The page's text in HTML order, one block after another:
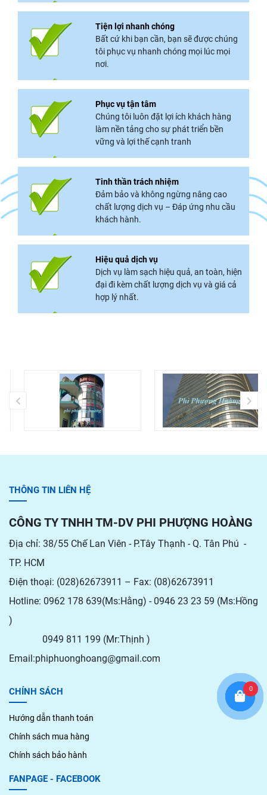
Tiện lợi nhanh chóng
Bất cứ khi bạn cần, bạn sẽ được chúng
tôi phục vụ nhanh chóng mọi lúc mọi
nơi.
Phục vụ tận tâm
Chúng tôi luôn đặt lợi ích khách hàng
làm nền tảng cho sự phát triển bền
vững và lợi thế cạnh tranh
Tinh thần trách nhiệm
Đảm bảo và không ngừng nâng cao
chất lượng dịch vụ – Đáp ứng nhu cầu
khách hành.
Hiệu quả dịch vụ
Dịch vụ làm sạch hiệu quả, an toàn, hiện
đại đi kèm chất lượng dịch vụ và giá cả
hợp lý nhất.
THÔNG TIN LIÊN HỆ
CÔNG TY TNHH TM-DV PHI PHƯỢNG HOÀNG
Địa chỉ: 38/55 Chế Lan Viên - P.Tây Thạnh - Q. Tân Phú -
TP. HCM
Điện thoại: (028)62673911 – Fax: (08)62673911
Hotline: 0962 178 639(Ms:Hằng) - 0946 23 23 59 (Ms:Hồng
)
0949 811 199 (Mr:Thịnh )
Email:phiphuonghoang@gmail.com
CHÍNH SÁCH
Hướng dẫn thanh toán
Chính sách mua hàng
Chính sách bảo hành
FANPAGE - FACEBOOK
0